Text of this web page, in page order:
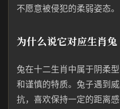
不愿意被侵犯的柔弱姿态。
为什么说它对应生肖兔
兔在十二生肖中属于阴柔
和谨慎的特质。兔子遇到
抗，喜欢保持一定的距离